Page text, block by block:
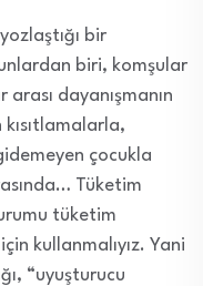
bir
biri, komşular
dayanışmanın
çocukla
Tüketim
tüketim
kullanmalıyız. Yani
“uyuşturucu